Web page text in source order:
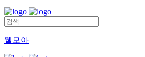
웰모아